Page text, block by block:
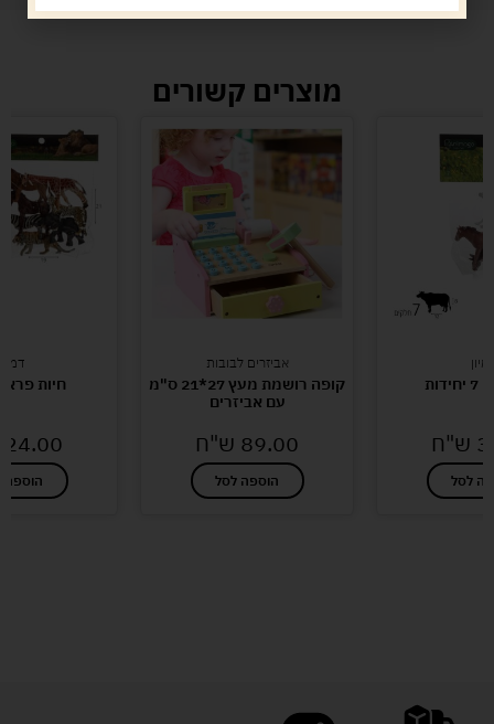
מוצרים קשורים
ש"ח
לסל
אביזרים לבובות
קופה רושמת מעץ 27*21 ס"מ
עם אביזרים
89.00 ש"ח
הוספה לסל
חיות
24.00
הוספה